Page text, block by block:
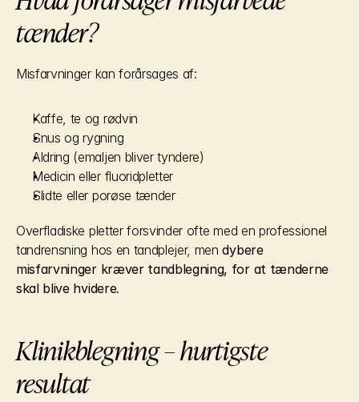
tænder?
Misfarvninger kan forårsages af:
Kaffe, te og rødvin
Snus og rygning
Aldring (emaljen bliver tyndere)
Medicin eller fluoridpletter
Slidte eller porøse tænder
Overfladiske pletter forsvinder ofte med en professionel
tandrensning hos en tandplejer, men dybere
misfarvninger kræver tandblegning, for at tænderne
skal blive hvidere.
Klinikblegning – hurtigste
resultat